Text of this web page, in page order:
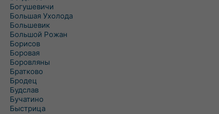
Богушевичи
Большая Ухолода
Большевик
Большой Рожан
Борисов
Боровая
Боровляны
Братково
Бродец
Будслав
Бучатино
Быстрица